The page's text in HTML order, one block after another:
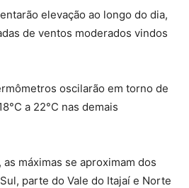
elevação ao longo do dia,
de ventos moderados vindos
oscilarão em torno de
a 22°C nas demais
máximas se aproximam dos
parte do Vale do Itajaí e Norte